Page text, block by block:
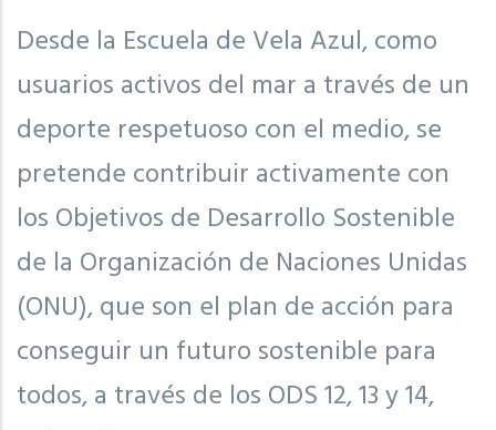
Desde la Escuela de Vela Azul, como
usuarios activos del mar a través de un
deporte respetuoso con el medio, se
pretende contribuir activamente con
los Objetivos de Desarrollo Sostenible
de la Organización de Naciones Unidas
(ONU), que son el plan de acción para
conseguir un futuro sostenible para
todos, a través de los ODS 12, 13 y 14,